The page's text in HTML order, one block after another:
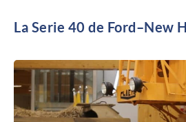
La Serie 40 de Ford–New